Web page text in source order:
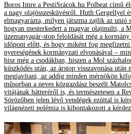
Boros Imre a PestiSrácok.hu Polbeat című
a nagy olajösszesküvésről. Huth Gergellyel
elmagyarázta, milyen játszma zajlik az unió
hogyan mesterkedett a magyar olajmulti, a
üzemanyagár-stop feloldását még a
időpont előtt, és hogy miként fog megfizetni
nyereségének kormányzati elvonásával –
hisz még a csodákban, hiszen a Mol
küszködés után, az árstop visszavonása
megjavítani, az addig minden mérnökön
műsorban a neves közgazdász beszélt
vitájának hátteréről is, és természetesen a
Sörözőben jelen lévő vendégek ezúttal is
világnézeti polémia is kibontakozott a